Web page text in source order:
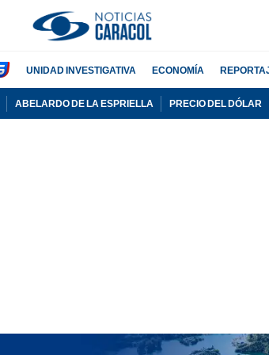
UNIDAD INVESTIGATIVA ECONOMÍA
ABELARDO DE LA ESPRIELLA PRECIO DEL DÓLAR